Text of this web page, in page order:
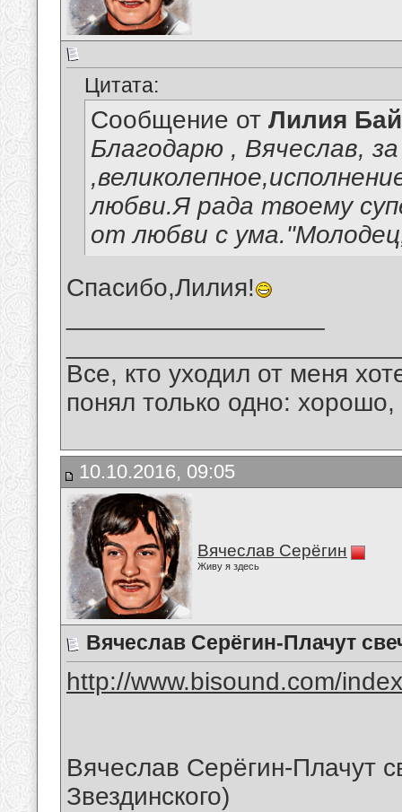
Цитата:
Сообщение от Лилия
Благодарю , Вячеслав,
любви.Я рада твоему
от любви с
Спасибо,Лилия!
Все, кто уходил от меня
понял только одно:
10.10.2016, 09:05
Вячеслав Серёгин
Живу я здесь
Вячеслав Серёгин-Плачут
http://www.bisound.com/
Вячеслав Серёгин-Плачут
Звездинского)